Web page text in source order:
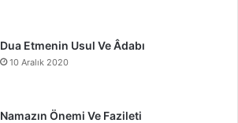
Dua Etmenin Usul Ve Âdabı
10 Aralık 2020
Namazın Önemi Ve Fazileti